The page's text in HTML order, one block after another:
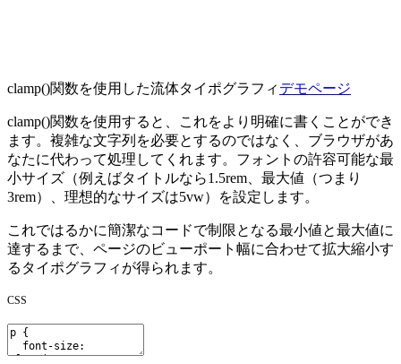
clamp()関数を使用した流体タイポグラフィ デモページ
clamp()関数を使用すると、これをより明確に書くことができ
ます。複雑な文字列を必要とするのではなく、ブラウザがあ
なたに代わって処理してくれます。フォントの許容可能な最
小サイズ（例えばタイトルなら1.5rem 、最大値（つまり
3rem）、理想的なサイズは5vw）を設定します。
これではるかに簡潔なコードで制限となる最小値と最大値に
達するまで、ページのビューポート幅に合わせて拡大縮小す
るタイポグラフィが得られます。
CSS